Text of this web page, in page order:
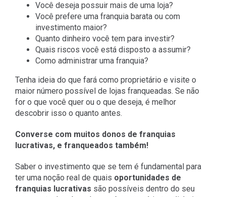
Você deseja possuir mais de uma loja?
Você prefere uma franquia barata ou com
investimento maior?
Quanto dinheiro você tem para investir?
Quais riscos você está disposto a assumir?
Como administrar uma franquia?
Tenha ideia do que fará como proprietário e visite o
maior número possível de lojas franqueadas. Se não
for o que você quer ou o que deseja, é melhor
descobrir isso o quanto antes.
Converse com muitos donos de franquias
lucrativas, e franqueados também!
Saber o investimento que se tem é fundamental para
ter uma noção real de quais oportunidades de
franquias lucrativas são possíveis dentro do seu